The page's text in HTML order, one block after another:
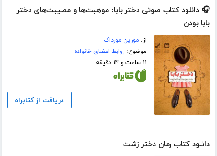
🎧 دانلود کتاب صوتی دختر بابا: موهبت‌ها و مصیبت‌های دختر
بابا بودن
از: مورین مورداک
موضوع:روابط اعضای خانواده
۱۱ ساعت و ۱۴ دقیقه
دریافت از کتابراه
دانلود کتاب رمان دختر زشت